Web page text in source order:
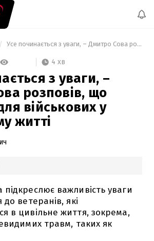
Усе починається з уваги, – Дмитро Сова розповів, що важливо для військових у цивільному житті
4 хв
з уваги, –
розповів, що
військових у
житті
важливість уваги
до ветеранів, які
в цивільне життя, зокрема,
травм, таких як